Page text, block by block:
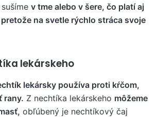
v tme alebo v šere, čo platí aj
na svetle rýchlo stráca svoje
lekárskeho
lekársky používa proti kŕčom,
rany. Z nechtíka lekárskeho môžeme
obľúbený je nechtíkový čaj